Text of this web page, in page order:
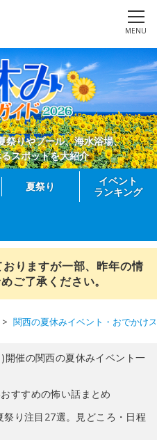
MENU
祭りやプール、海水浴場、
スポットを大紹介
夏祭り
イベント
ランキング
りますが一部、昨年の情
ご了承ください。
関西の夏休みイベント・おでかけ
催の関西の夏休みイベント一
すすめの怖い話まとめ
祭り注目27選。見どころ・日程